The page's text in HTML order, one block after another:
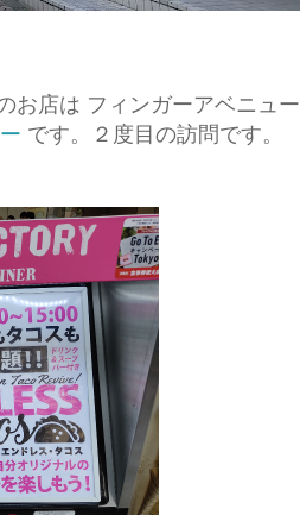
お店は フィンガーアベニュー
です。２度目の訪問です。